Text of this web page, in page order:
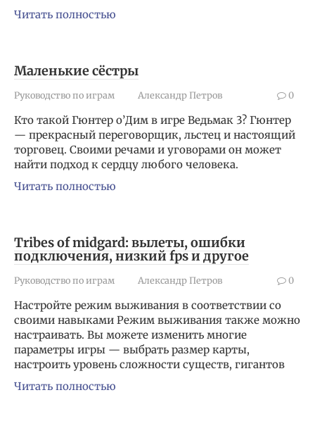
Читать полностью
Маленькие сёстры
Руководство по играм Александр Петров 0
Кто такой Гюнтер о’Дим в игре Ведьмак 3? Гюнтер
— прекрасный переговорщик, льстец и настоящий
торговец. Своими речами и уговорами он может
найти подход к сердцу любого человека.
Читать полностью
Tribes of midgard: вылеты, ошибки
подключения, низкий fps и другое
Руководство по играм Александр Петров 0
Настройте режим выживания в соответствии со
своими навыками Режим выживания также можно
настраивать. Вы можете изменить многие
параметры игры — выбрать размер карты,
настроить уровень сложности существ, гигантов
Читать полностью